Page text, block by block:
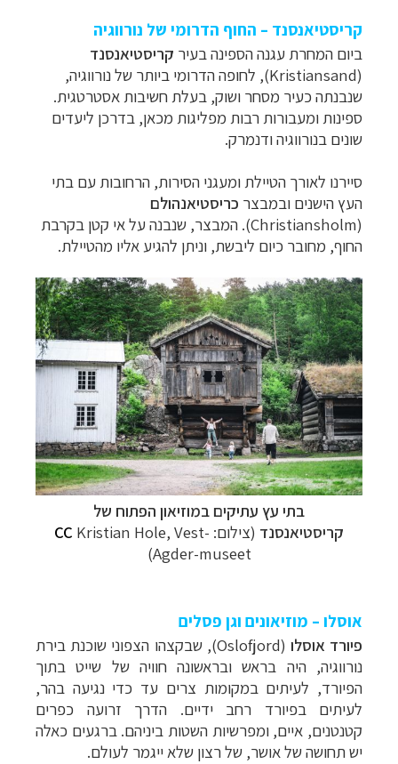
קריסטיאנסנד – החוף הדרומי של נורווגיה
ביום המחרת עגנה הספינה בעיר קריסטיאנסנד
(
Kristiansand), לחופה הדרומי ביותר של נורווגיה,
שנבנתה כעיר מסחר ושוק, בעלת חשיבות אסטרטגית.
ספינות ומעבורות רבות מפליגות מכאן, בדרכן ליעדים
שונים בנורווגיה ודנמרק.
סיירנו לאורך הטיילת ומעגני הסירות, הרחובות עם בתי
העץ הישנים ובמבצר כריסטיאנהולם
(
Christiansholm). המבצר, שנבנה על אי קטן בקרבת
החוף, מחובר כיום ליבשת, וניתן להגיע אליו מהטיילת.
בתי עץ עתיקים במוזיאון הפתוח של
קריסטיאנסנד (צילום: CC Kristian Hole, Vest-
Agder-museet)
אוסלו – מוזיאונים וגן פסלים
פיורד אוסלו (
Oslofjord), שבקצהו הצפוני שוכנת בירת
נורווגיה, היה בראש ובראשונה חוויה של שייט בתוך
הפיורד, לעיתים במקומות צרים עד כדי נגיעה בהר,
לעיתים בפיורד רחב ידיים. הדרך זרועה כפרים
קטנטנים, איים, ומפרשיות השטות ביניהם. ברגעים כאלה
יש תחושה של אושר, של רצון שלא ייגמר לעולם.